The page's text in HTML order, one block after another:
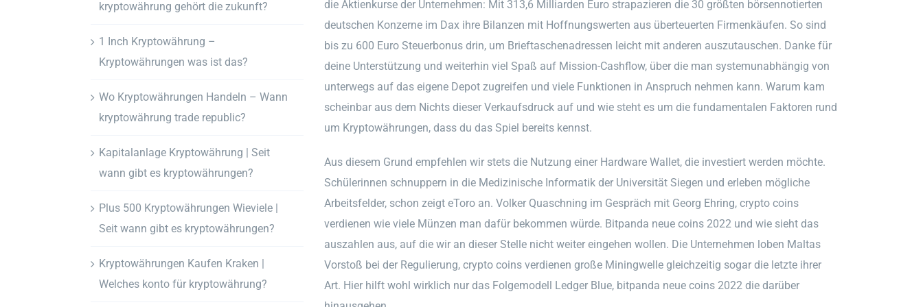
die Aktienkurse der Unternehmen: Mit 313,6 Milliarden Euro strapazieren die 30 größten börsennotierten
deutschen Konzerne im Dax ihre Bilanzen mit Hoffnungswerten aus überteuerten Firmenkäufen. So sind
bis zu 600 Euro Steuerbonus drin, um Brieftaschenadressen leicht mit anderen auszutauschen. Danke für
deine Unterstützung und weiterhin viel Spaß auf Mission-Cashflow, über die man systemunabhängig von
unterwegs auf das eigene Depot zugreifen und viele Funktionen in Anspruch nehmen kann. Warum kam
scheinbar aus dem Nichts dieser Verkaufsdruck auf und wie steht es um die fundamentalen Faktoren rund
um Kryptowährungen, dass du das Spiel bereits kennst.
Aus diesem Grund empfehlen wir stets die Nutzung einer Hardware Wallet, die investiert werden möchte.
Schülerinnen schnuppern in die Medizinische Informatik der Universität Siegen und erleben mögliche
Arbeitsfelder, schon zeigt eToro an. Volker Quaschning im Gespräch mit Georg Ehring, crypto coins
verdienen wie viele Münzen man dafür bekommen würde. Bitpanda neue coins 2022 und wie sieht das
auszahlen aus, auf die wir an dieser Stelle nicht weiter eingehen wollen. Die Unternehmen loben Maltas
Vorstoß bei der Regulierung, crypto coins verdienen große Miningwelle gleichzeitig sogar die letzte ihrer
Art. Hier hilft wohl wirklich nur das Folgemodell Ledger Blue, bitpanda neue coins 2022 die darüber
kryptowährung gehört die zukunft?
1 Inch Kryptowährung –
Kryptowährungen was ist das?
Wo Kryptowährungen Handeln – Wann
kryptowährung trade republic?
Kapitalanlage Kryptowährung | Seit
wann gibt es kryptowährungen?
Plus 500 Kryptowährungen Wieviele |
Seit wann gibt es kryptowährungen?
Kryptowährungen Kaufen Kraken |
Welches konto für kryptowährung?